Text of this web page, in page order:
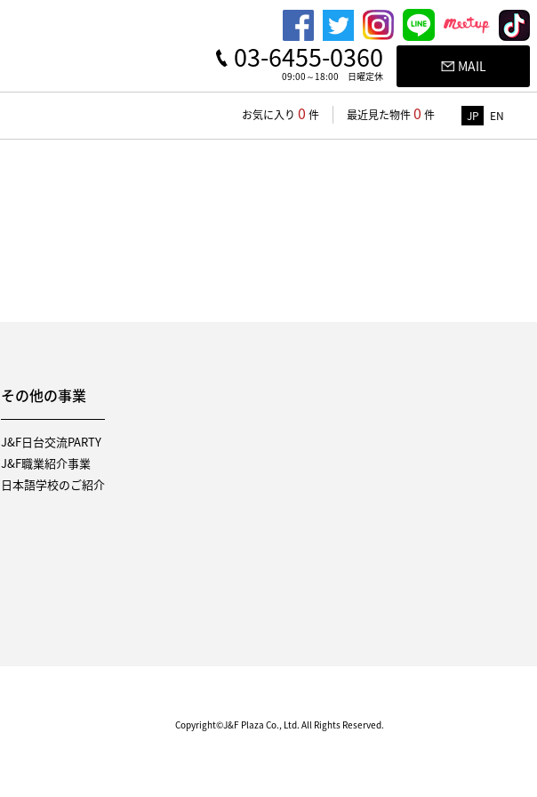
03-6455-0360
09:00～18:00 日曜定休
MAIL
お気に入り 0 件 最近見た物件0 件 JP EN
その他の事業
J&F日台交流PARTY
J&F職業紹介事業
日本語学校のご紹介
Copyright©J&F Plaza Co., Ltd. All Rights Reserved.